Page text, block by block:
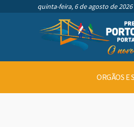
quinta-feira, 6 de agosto de 2026
ORGÃOS E